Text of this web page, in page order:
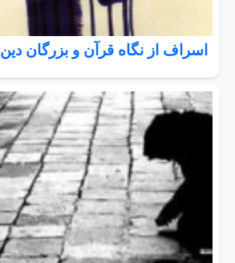
اسراف از نگاه قرآن و بزرگان دین